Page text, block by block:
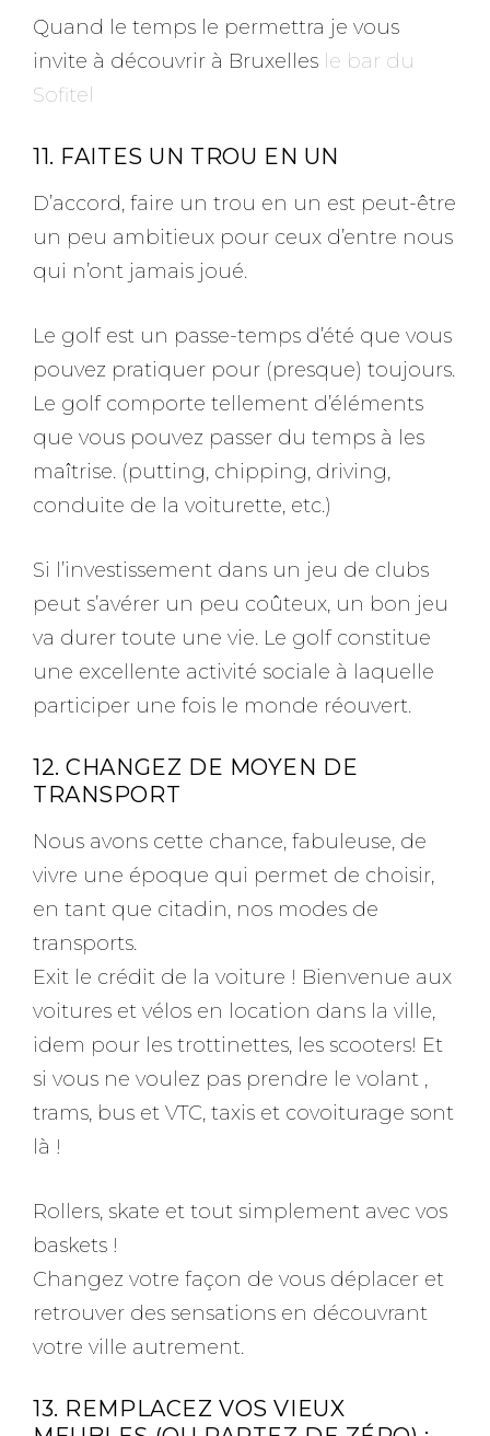
Quand le temps le permettra je vous
invite à découvrir à Bruxelles le bar du
Sofitel
11. FAITES UN TROU EN UN
D’accord, faire un trou en un est peut-être
un peu ambitieux pour ceux d’entre nous
qui n’ont jamais joué.
Le golf est un passe-temps d’été que vous
pouvez pratiquer pour (presque) toujours.
Le golf comporte tellement d’éléments
que vous pouvez passer du temps à les
maîtrise. (putting, chipping, driving,
conduite de la voiturette, etc.)
Si l’investissement dans un jeu de clubs
peut s’avérer un peu coûteux, un bon jeu
va durer toute une vie. Le golf constitue
une excellente activité sociale à laquelle
participer une fois le monde réouvert.
12. CHANGEZ DE MOYEN DE
TRANSPORT
Nous avons cette chance, fabuleuse, de
vivre une époque qui permet de choisir,
en tant que citadin, nos modes de
transports.
Exit le crédit de la voiture ! Bienvenue aux
voitures et vélos en location dans la ville,
idem pour les trottinettes, les scooters! Et
si vous ne voulez pas prendre le volant ,
trams, bus et VTC, taxis et covoiturage sont
là !
Rollers, skate et tout simplement avec vos
baskets !
Changez votre façon de vous déplacer et
retrouver des sensations en découvrant
votre ville autrement.
13. REMPLACEZ VOS VIEUX